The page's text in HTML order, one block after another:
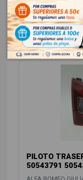
OEM:50543792
ID:1549011
88,00 € Sin IVA
106,48 € Con
PILOTO
50543791